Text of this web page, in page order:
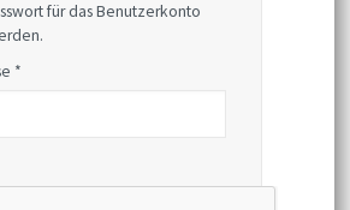
für das Benutzerkonto
*